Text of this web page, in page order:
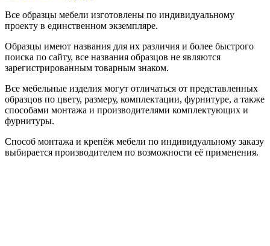
Все образцы мебели изготовлены по индивидуальному
проекту в единственном экземпляре.
Образцы имеют названия для их различия и более быстрого
поиска по сайту, все названия образцов не являются
зарегистрированным товарным знаком.
Все мебельные изделия могут отличаться от представленных
образцов по цвету, размеру, комплектации, фурнитуре, а также
способами монтажа и производителями комплектующих и
фурнитуры.
Способ монтажа и крепёж мебели по индивидуальному заказу
выбирается производителем по возможности её применения.